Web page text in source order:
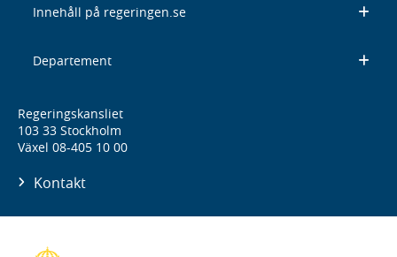
Innehåll på regeringen.se
Departement
Regeringskansliet
103 33 Stockholm
Växel 08-405 10 00
Kontakt